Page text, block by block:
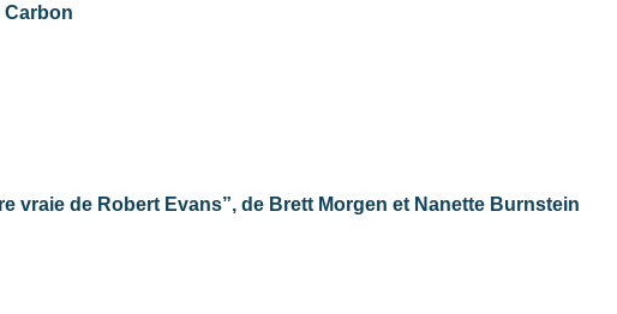
Carbon
vraie de Robert Evans”, de Brett Morgen et Nanette Burnstein